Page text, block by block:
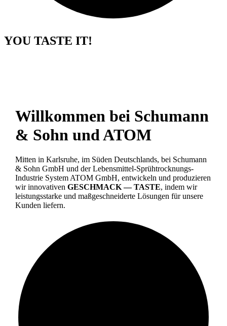
YOU TASTE IT!
Willkommen bei Schumann
& Sohn und ATOM
Mitten in Karlsruhe, im Süden Deutschlands, bei Schumann
& Sohn GmbH und der Lebensmittel-Sprühtrocknungs-
Industrie System ATOM GmbH, entwickeln und produzieren
wir innovativen GESCHMACK — TASTE, indem wir
leistungsstarke und maßgeschneiderte Lösungen für unsere
Kunden liefern.